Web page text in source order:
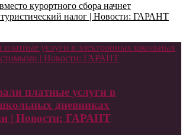
курортного сбора начнет
туристический налог | Новости: ГАРАНТ
платные услуги в электронных школьных
| Новости: ГАРАНТ
платные услуги в
дневниках
| Новости: ГАРАНТ